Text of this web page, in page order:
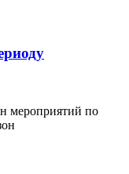
мероприятий по